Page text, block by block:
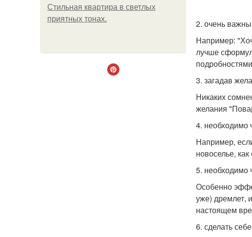
Стильная квартира в светлых
приятных тонах.
2. очень
Например:
лучше
3. загадав
Никаких
желания
4. необходимо
Например,
новоселье,
5. необходимо
Особенно
уже) дремлет,
настоящем
6. сделать